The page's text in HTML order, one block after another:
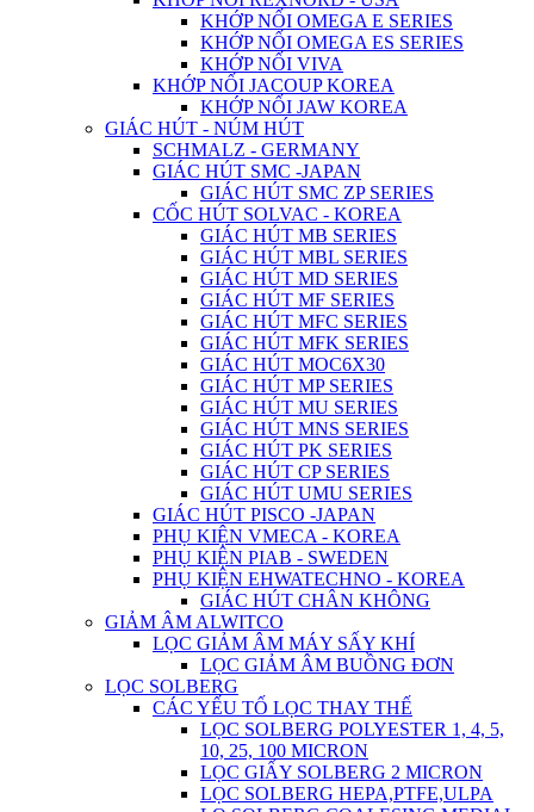
KHỚP NỐI OMEGA E SERIES
KHỚP NỐI OMEGA ES SERIES
KHỚP NỐI VIVA
KHỚP NỐI JACOUP KOREA
KHỚP NỐI JAW KOREA
GIÁC HÚT - NÚM HÚT
SCHMALZ - GERMANY
GIÁC HÚT SMC -JAPAN
GIÁC HÚT SMC ZP SERIES
CỐC HÚT SOLVAC - KOREA
GIÁC HÚT MB SERIES
GIÁC HÚT MBL SERIES
GIÁC HÚT MD SERIES
GIÁC HÚT MF SERIES
GIÁC HÚT MFC SERIES
GIÁC HÚT MFK SERIES
GIÁC HÚT MOC6X30
GIÁC HÚT MP SERIES
GIÁC HÚT MU SERIES
GIÁC HÚT MNS SERIES
GIÁC HÚT PK SERIES
GIÁC HÚT CP SERIES
GIÁC HÚT UMU SERIES
GIÁC HÚT PISCO -JAPAN
PHỤ KIỆN VMECA - KOREA
PHỤ KIỆN PIAB - SWEDEN
PHỤ KIỆN EHWATECHNO - KOREA
GIÁC HÚT CHÂN KHÔNG
GIẢM ÂM ALWITCO
LỌC GIẢM ÂM MÁY SẤY KHÍ
LỌC GIẢM ÂM BUỒNG ĐƠN
LỌC SOLBERG
CÁC YẾU TỐ LỌC THAY THẾ
LỌC SOLBERG POLYESTER 1, 4, 5,
10, 25, 100 MICRON
LỌC GIẤY SOLBERG 2 MICRON
LỌC SOLBERG HEPA,PTFE,ULPA